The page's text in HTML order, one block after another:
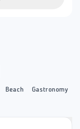
Beach Gastronomy